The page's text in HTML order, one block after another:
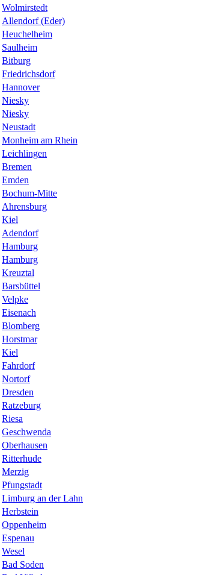
Wolmirstedt
Allendorf (Eder)
Heuchelheim
Saulheim
Bitburg
Friedrichsdorf
Hannover
Niesky
Niesky
Neustadt
Monheim am Rhein
Leichlingen
Bremen
Emden
Bochum-Mitte
Ahrensburg
Kiel
Adendorf
Hamburg
Hamburg
Kreuztal
Barsbüttel
Velpke
Eisenach
Blomberg
Horstmar
Kiel
Fahrdorf
Nortorf
Dresden
Ratzeburg
Riesa
Geschwenda
Oberhausen
Ritterhude
Merzig
Pfungstadt
Limburg an der Lahn
Herbstein
Oppenheim
Espenau
Wesel
Bad Soden